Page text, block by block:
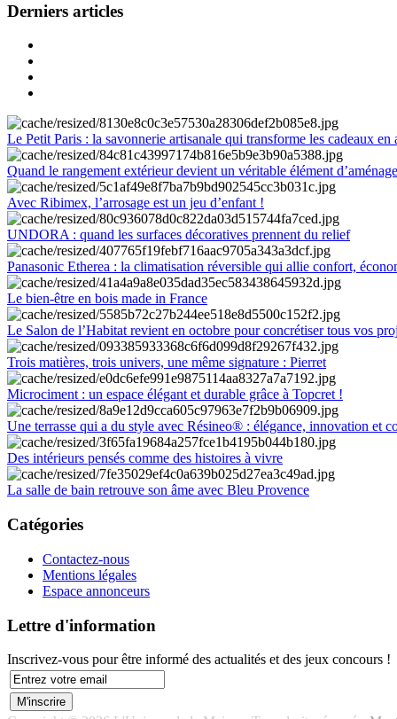
Derniers articles
Le Petit Paris : la savonnerie artisanale qui transforme les cadeaux en
Quand le rangement extérieur devient un véritable élément
Avec Ribimex, l’arrosage est un jeu d’enfant !
UNDORA : quand les surfaces décoratives prennent du relief
Panasonic Etherea : la climatisation réversible qui allie confort,
Le bien-être en bois made in France
Le Salon de l’Habitat revient en octobre pour concrétiser tous vos
Trois matières, trois univers, une même signature : Pierret
Microciment : un espace élégant et durable grâce à Topcret !
Une terrasse qui a du style avec Résineo® : élégance, innovation et
Des intérieurs pensés comme des histoires à vivre
La salle de bain retrouve son âme avec Bleu Provence
Catégories
Contactez-nous
Mentions légales
Espace annonceurs
Lettre d'information
Inscrivez-vous pour être informé des actualités et des jeux concours !